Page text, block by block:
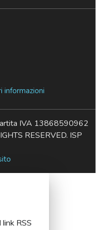
informazioni
IVA 13868590962
RESERVED. ISP
RSS